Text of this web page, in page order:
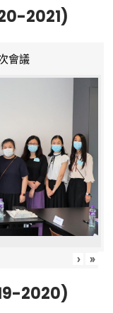
2021)
會議
› »
2020)